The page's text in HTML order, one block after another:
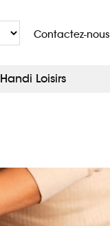
Contactez-nous
Handi Loisirs